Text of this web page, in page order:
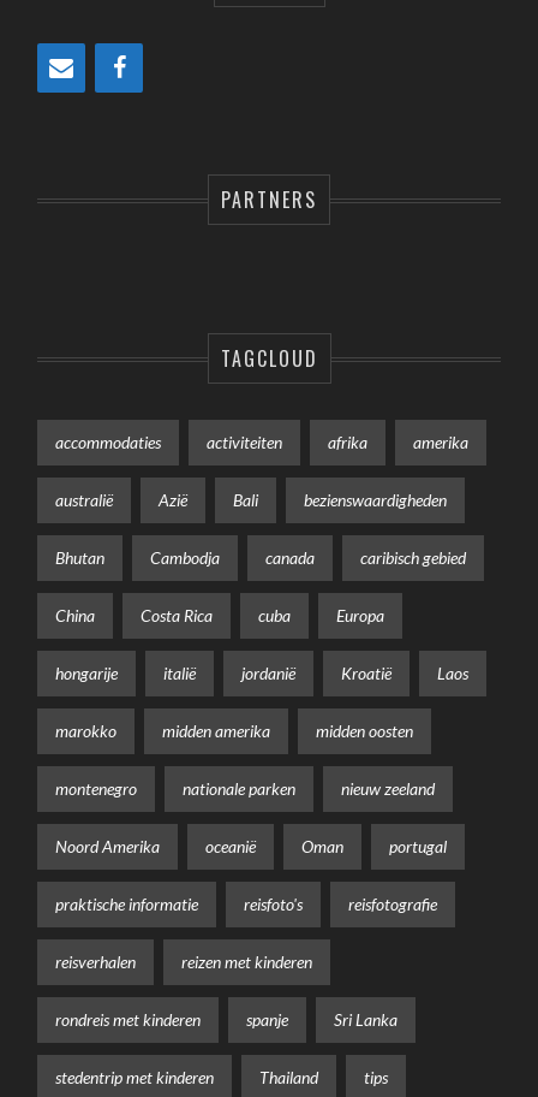
PARTNERS
TAGCLOUD
accommodaties activiteiten afrika amerika
australië Azië Bali bezienswaardigheden
Bhutan Cambodja canada caribisch gebied
China Costa Rica cuba Europa
hongarije italië jordanië Kroatië Laos
marokko midden amerika midden oosten
montenegro nationale parken nieuw zeeland
Noord Amerika oceanië Oman portugal
praktische informatie reisfoto's reisfotografie
reisverhalen reizen met kinderen
rondreis met kinderen spanje Sri Lanka
stedentrip met kinderen Thailand tips